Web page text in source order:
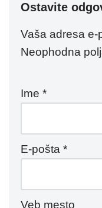
Ostavite
Vaša adresa e-
Neophodna
Ime *
E-pošta *
Veb mesto